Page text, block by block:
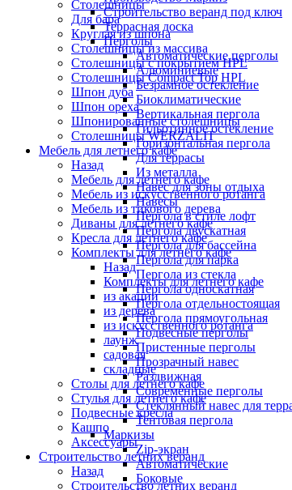
Строительство веранд под ключ
Террасная доска
Перголы
Автоматические перголы
Алюминиевые
Безрамное остекление
Биоклиматические
Вертикальная пергола
Гильотинное остекление
Горизонтальная пергола
Для террасы
Из металла
Навес для зоны отдыха
Навесы
Пергола в стиле лофт
Пергола двускатная
Пергола для бассейна
Пергола для парка
Пергола из стекла
Пергола односкатная
Пергола отдельностоящая
Пергола прямоугольная
Подвесные перголы
Пристенные перголы
Прозрачный навес
Раздвижная
Современные перголы
Стеклянный навес для
Тентовая пергола
Маркизы
Zip-экран
Автоматические
Боковые
Столешницы
Для бара
Круглая из шпона
Столешницы из массива
Столешницы с покрытием HPL
Столешницы Сompact Top HPL
Шпон дуба
Шпон ореха
Шпонированные столешницы
Столешницы WERZALIT
Мебель для летнего кафе
Назад
Мебель для летнего кафе
Мебель из искусственного ротанга
Мебель из тикового дерева
Диваны для летнего кафе
Кресла для летнего кафе
Комплекты для летнего кафе
Назад
Комплекты для летнего кафе
из акации
из дерева
из искусственного ротанга
лаунж
садовая
складные
Столы для летнего кафе
Стулья для летнего кафе
Подвесные кресла
Кашпо
Аксессуары
Строительство летних веранд
Назад
Строительство летних веранд